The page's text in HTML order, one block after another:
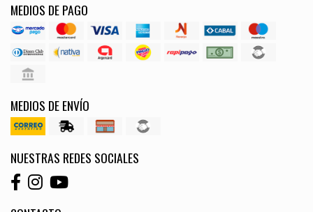
MEDIOS DE PAGO
MEDIOS DE ENVÍO
NUESTRAS REDES SOCIALES